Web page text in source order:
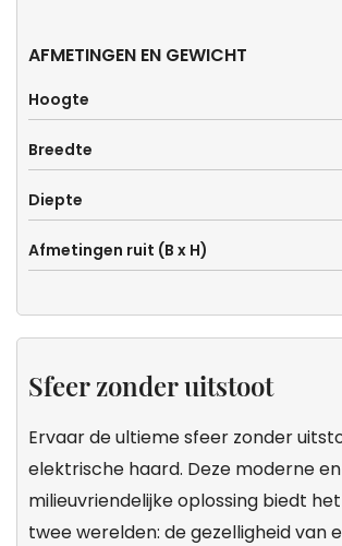
AFMETINGEN EN GEWICHT
Hoogte
Breedte
Diepte
Afmetingen ruit (B x H)
Sfeer zonder uitstoot
Ervaar de ultieme sfeer zonder
elektrische haard. Deze moderne en
milieuvriendelijke oplossing biedt
twee werelden: de gezelligheid van